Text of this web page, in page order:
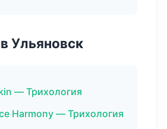
Ульяновск
— Трихология
Harmony — Трихология